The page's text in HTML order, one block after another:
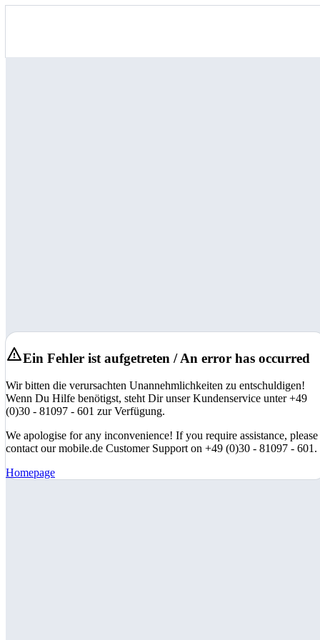
Ein Fehler ist aufgetreten / An error has occurred
Wir bitten die verursachten Unannehmlichkeiten zu entschuldigen!
Wenn Du Hilfe benötigst, steht Dir unser Kundenservice unter +49
(0)30 - 81097 - 601 zur Verfügung.
We apologise for any inconvenience! If you require assistance, please
contact our mobile.de Customer Support on +49 (0)30 - 81097 - 601.
Homepage